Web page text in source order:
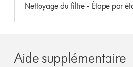
Nettoyage du filtre - Étape par
Aide supplémentaire